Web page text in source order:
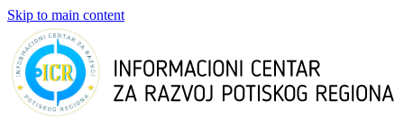
Skip to main content